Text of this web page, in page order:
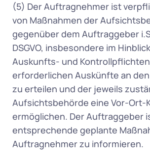
(5) Der Auftragnehmer ist
von Maßnahmen der
gegenüber dem Auftraggeber
DSGVO, insbesondere im
Auskunfts- und
erforderlichen Auskünfte an
zu erteilen und der jeweils
Aufsichtsbehörde eine Vor-Ort-
ermöglichen. Der Auftraggeber
entsprechende geplante
Auftragnehmer zu informieren.